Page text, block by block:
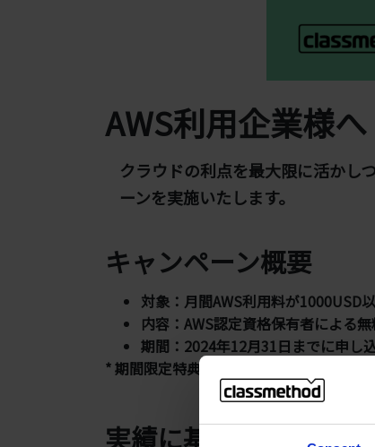
AWS利用企業様へ
クラウドの利点を最大限に活かし
ーンを実施いたします。
キャンペーン概要
対象：月間AWS利用料が1000USD
内容：AWS認定資格保有者による
期間：2024年12月31日までに申し
* 期間限定特典 キャンペーン期間中に弊
実績に基づく効果